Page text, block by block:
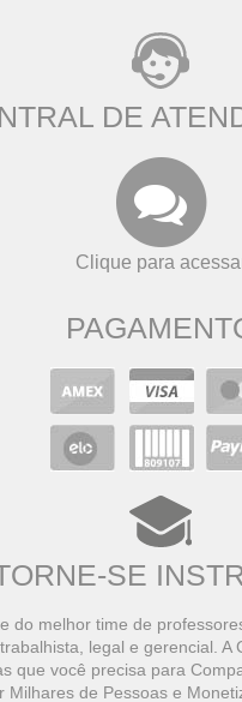
DE
Clique para
SE
do melhor time de
legal e gerencial. A
que você precisa para
Milhares de Pessoas e